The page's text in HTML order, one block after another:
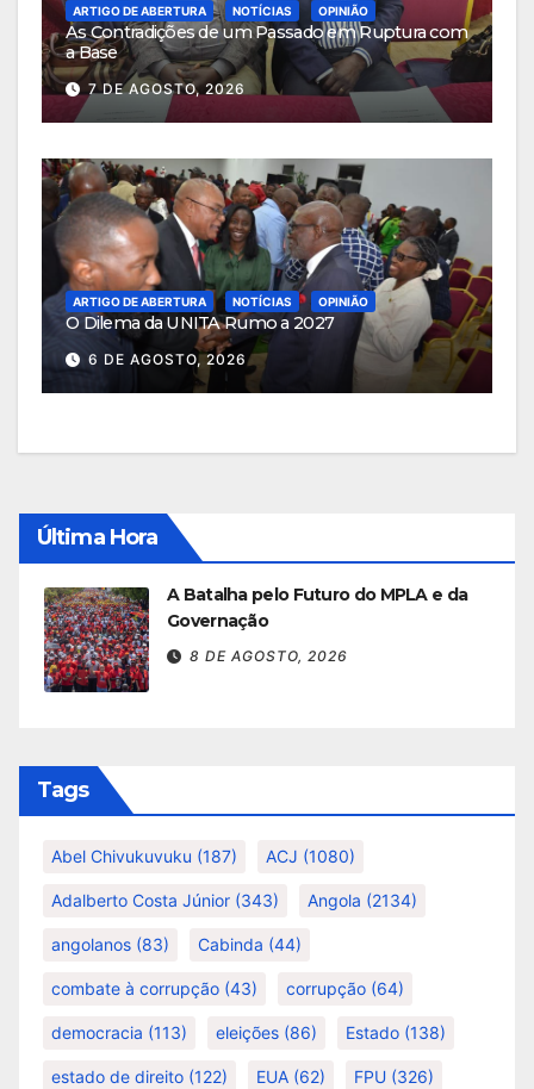
ARTIGO DE ABERTURA NOTÍCIAS OPINIÃO
As Contradições de um Passado em Ruptura com
a Base
7 DE AGOSTO, 2026
ARTIGO DE ABERTURA NOTÍCIAS OPINIÃO
O Dilema da UNITA Rumo a 2027
6 DE AGOSTO, 2026
Última Hora
A Batalha pelo Futuro do MPLA e da
Governação
8 DE AGOSTO, 2026
Tags
Abel Chivukuvuku (187) ACJ (1080)
Adalberto Costa Júnior (343) Angola (2134)
angolanos (83) Cabinda (44)
combate à corrupção (43) corrupção (64)
democracia (113) eleições (86) Estado (138)
estado de direito (122) EUA (62) FPU (326)